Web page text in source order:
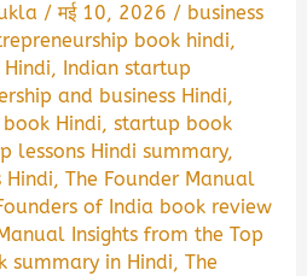
/मई 10, 2026 / business
book hindi,
, Indian startup
and business Hindi,
Hindi,startup book
lessons Hindi summary,
Hindi,The Founder Manual
of India book review
Insights from the Top
summary in Hindi,The